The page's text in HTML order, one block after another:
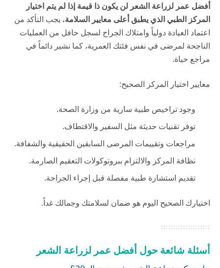
أفضل عمر لزراعة الشعر لن يكون ذا قيمة إذا لم يتم اختيار
المركز الطبي الذي يطبق أعلى معايير السلامة. يجب التأكد من
اعتماد العيادة دولياً وامتلاك الجراح لسجل حافل من العمليات
الناجحة لمرضى في نفس فئتك العمرية، كما نشير دائماً في
مراجع حياة.
معايير اختيار المركز الصحيح:
وجود تراخيص طبية سارية من وزارة الصحة.
توفر تقنيات حديثة مثل السفير والاقتطاف.
مراجعات وتقييمات المرضى السابقين الحقيقية والشفافة.
نظافة المركز والالتزام ببروتوكولات التعقيم الصارمة.
تقديم استشارة طبية مفصلة قبل إجراء الجراحة.
اختيارك الصحيح اليوم هو ضمان لسلامتك وجمالك غداً.
أسئلة شائعة حول أفضل عمر لزراعة الشعر